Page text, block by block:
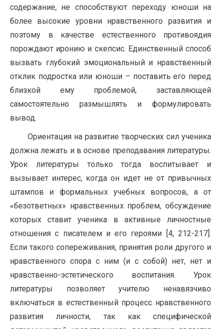
содержание, не способствуют переходу юноши на
более высокие уровни нравственного развития и
поэтому в качестве естественного противоядия
порождают иронию и скепсис. Единственный способ
вызвать глубокий эмоциональный и нравственный
отклик подростка или юноши – поставить его перед
близкой ему проблемой, заставляющей
самостоятельно размышлять и формулировать
вывод.
Ориентация на развитие творческих сил ученика
должна лежать и в основе преподавания литературы.
Урок литературы только тогда воспитывает и
вызывает интерес, когда он идет не от привычных
штампов и формальных учебных вопросов, а от
«безответных» нравственных проблем, обсуждение
которых ставит ученика в активные личностные
отношения с писателем и его героями [4, 212-217].
Если такого сопереживания, принятия роли другого и
нравственного спора с ним (и с собой) нет, нет и
нравственно-эстетического воспитания. Урок
литературы позволяет учителю ненавязчиво
включаться в естественный процесс нравственного
развития личности, так как специфической